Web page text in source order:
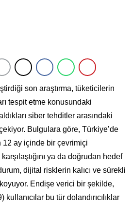
son araştırma, tüketicilerin
tespit etme konusundaki
siber tehditler arasındaki
Bulgulara göre, Türkiye’de
12 ay içinde bir çevrimiçi
ya da doğrudan hedef
dijital risklerin kalıcı ve sürekli
Endişe verici bir şekilde,
bu tür dolandırıcılıklar